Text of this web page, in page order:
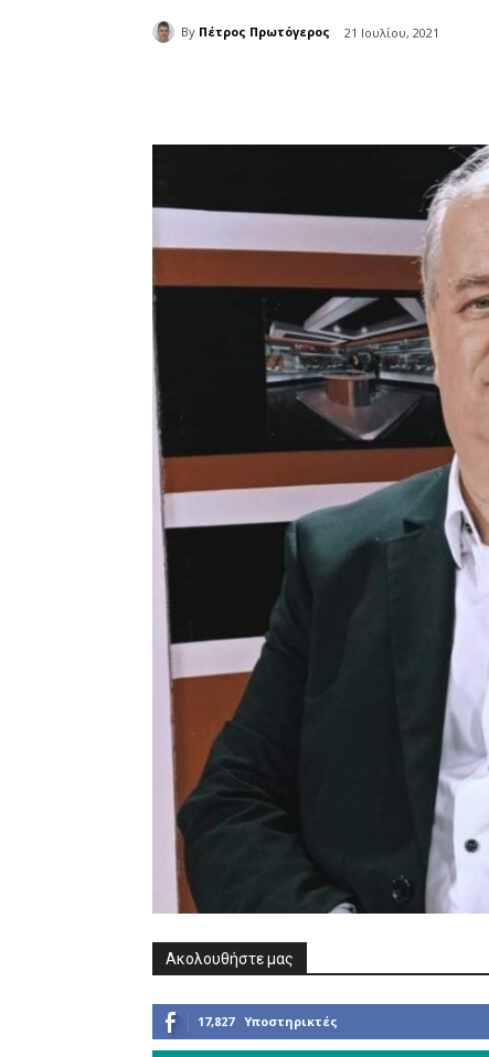
By Πέτρος Πρωτόγερος 21 Ιουλίου, 2021
Ακολουθήστε μας
17,827 Υποστηρικτές